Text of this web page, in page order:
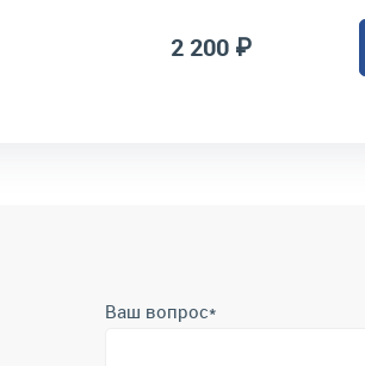
2 200 ₽
Ваш вопрос*